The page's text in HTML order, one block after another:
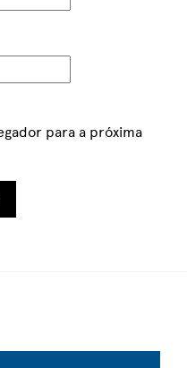
para a próxima